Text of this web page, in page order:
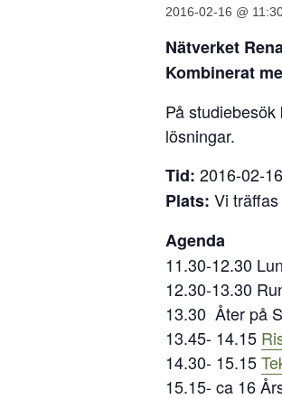
2016-02-16 @
Nätverket
Kombinerat
På
lösningar.
Tid: 2016-02-
Plats: Vi
Agenda
11.30-12.30
12.30-13.30
13.30 Åter på
13.45- 14.15
14.30- 15.15
15.15- ca 16